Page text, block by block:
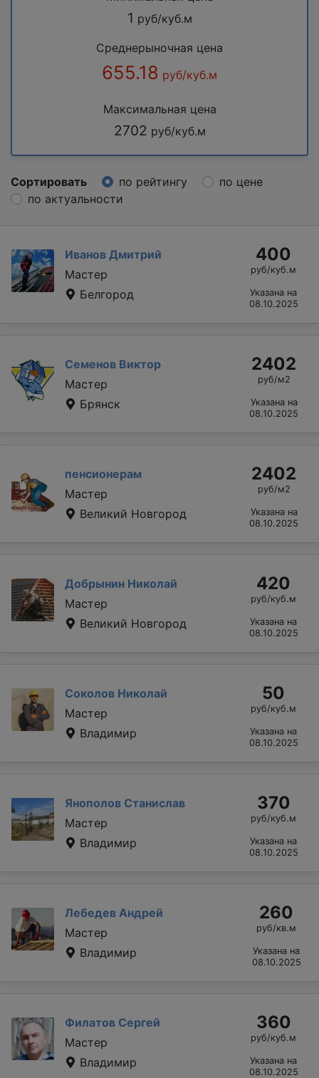
1 руб/куб.м
Среднерыночная цена
655.18 руб/куб.м
Максимальная цена
2702 руб/куб.м
Сортировать по рейтингу
по цене
по актуальности
Иванов Дмитрий
Мастер
Белгород
400
руб/куб.м
Указана на
08.10.2025
Семенов Виктор
Мастер
Брянск
2402
руб/м2
Указана на
08.10.2025
пенсионерам
Мастер
Великий Новгород
2402
руб/м2
Указана на
08.10.2025
Добрынин Николай
Мастер
Великий Новгород
420
руб/куб.м
Указана на
08.10.2025
Соколов Николай
Мастер
Владимир
50
руб/куб.м
Указана на
08.10.2025
Янополов Станислав
Мастер
Владимир
370
руб/куб.м
Указана на
08.10.2025
Лебедев Андрей
Мастер
Владимир
260
руб/кв.м
Указана на
08.10.2025
Филатов Сергей
Мастер
Владимир
360
руб/куб.м
Указана на
08.10.2025